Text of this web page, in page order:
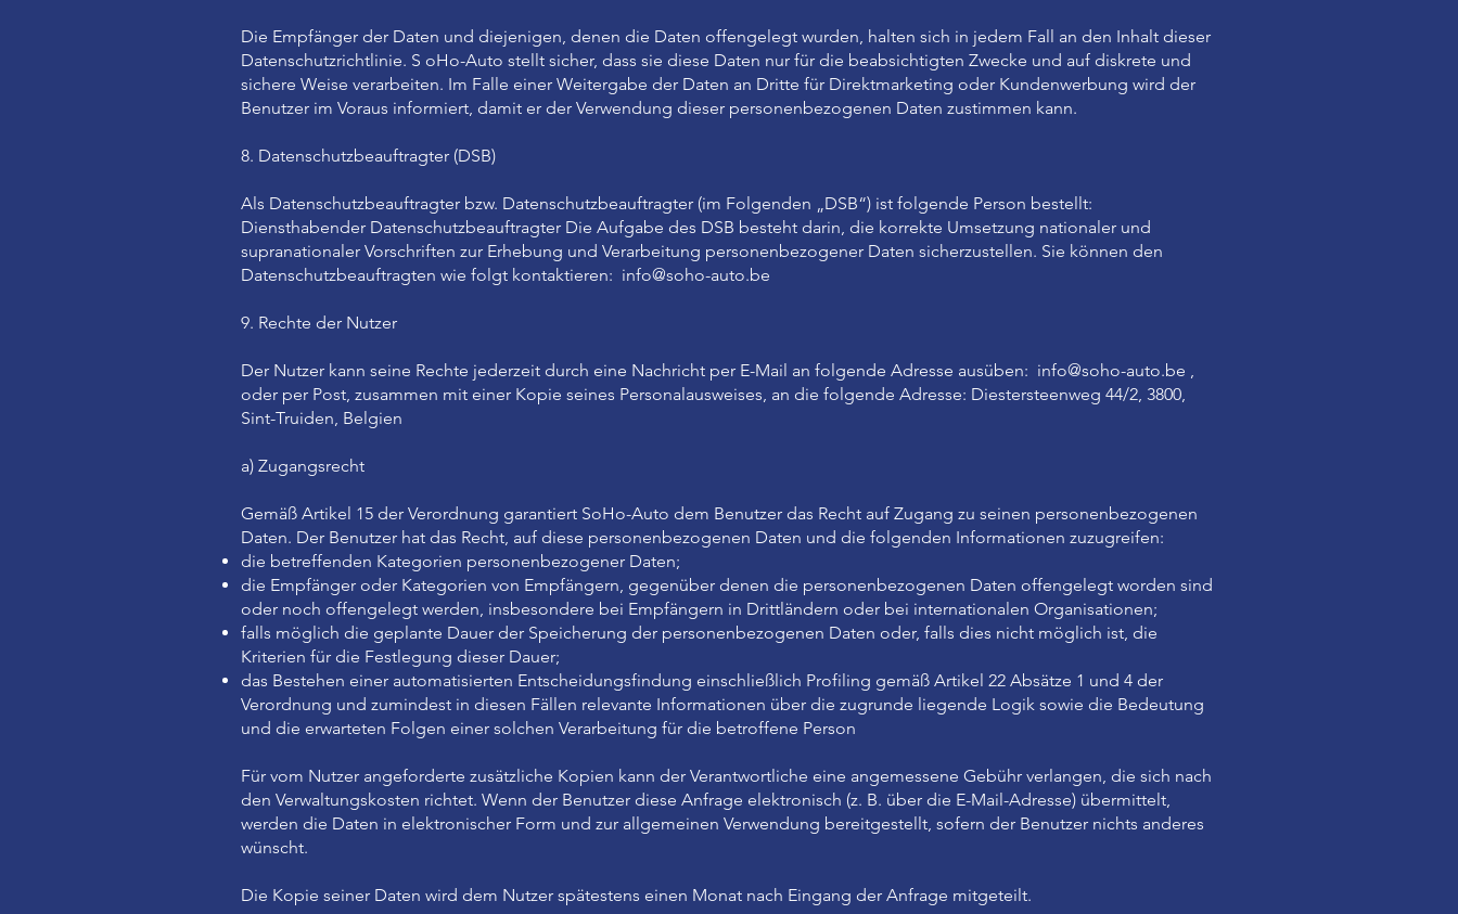
Die Empfänger der Daten und diejenigen, denen die Daten offengelegt wurden, halten sich in jedem Fall an den Inhalt dieser
Datenschutzrichtlinie. S oHo-Auto stellt sicher, dass sie diese Daten nur für die beabsichtigten Zwecke und auf diskrete und
sichere Weise verarbeiten. Im Falle einer Weitergabe der Daten an Dritte für Direktmarketing oder Kundenwerbung wird der
Benutzer im Voraus informiert, damit er der Verwendung dieser personenbezogenen Daten zustimmen kann.
8. Datenschutzbeauftragter (DSB)
Als Datenschutzbeauftragter bzw. Datenschutzbeauftragter (im Folgenden „DSB“) ist folgende Person bestellt:
Diensthabender Datenschutzbeauftragter Die Aufgabe des DSB besteht darin, die korrekte Umsetzung nationaler und
supranationaler Vorschriften zur Erhebung und Verarbeitung personenbezogener Daten sicherzustellen. Sie können den
Datenschutzbeauftragten wie folgt kontaktieren: info@soho-auto.be
9. Rechte der Nutzer
Der Nutzer kann seine Rechte jederzeit durch eine Nachricht per E-Mail an folgende Adresse ausüben: info@soho-auto.be ,
oder per Post, zusammen mit einer Kopie seines Personalausweises, an die folgende Adresse: Diestersteenweg 44/2, 3800,
Sint-Truiden, Belgien
a) Zugangsrecht
Gemäß Artikel 15 der Verordnung garantiert SoHo-Auto dem Benutzer das Recht auf Zugang zu seinen personenbezogenen
Daten. Der Benutzer hat das Recht, auf diese personenbezogenen Daten und die folgenden Informationen zuzugreifen:
die betreffenden Kategorien personenbezogener Daten;
die Empfänger oder Kategorien von Empfängern, gegenüber denen die personenbezogenen Daten offengelegt worden sind
oder noch offengelegt werden, insbesondere bei Empfängern in Drittländern oder bei internationalen Organisationen;
falls möglich die geplante Dauer der Speicherung der personenbezogenen Daten oder, falls dies nicht möglich ist, die
Kriterien für die Festlegung dieser Dauer;
das Bestehen einer automatisierten Entscheidungsfindung einschließlich Profiling gemäß Artikel 22 Absätze 1 und 4 der
Verordnung und zumindest in diesen Fällen relevante Informationen über die zugrunde liegende Logik sowie die Bedeutung
und die erwarteten Folgen einer solchen Verarbeitung für die betroffene Person
Für vom Nutzer angeforderte zusätzliche Kopien kann der Verantwortliche eine angemessene Gebühr verlangen, die sich nach
den Verwaltungskosten richtet. Wenn der Benutzer diese Anfrage elektronisch (z. B. über die E-Mail-Adresse) übermittelt,
werden die Daten in elektronischer Form und zur allgemeinen Verwendung bereitgestellt, sofern der Benutzer nichts anderes
wünscht.
Die Kopie seiner Daten wird dem Nutzer spätestens einen Monat nach Eingang der Anfrage mitgeteilt.